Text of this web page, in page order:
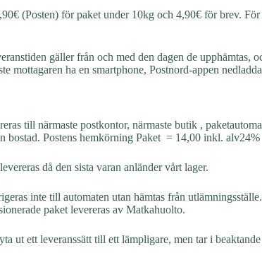
(Posten) för paket under 10kg och 4,90€ för brev.
gäller från och med den dagen de upphämtas,
ha en smartphone, Postnord-appen
till närmaste postkontor, närmaste butik ,
bostad. Postens hemkörning Paket = 14,00 inkl. alv24%
då den sista varan anländer vårt lager.
inte till automaten utan hämtas från
paket levereras av Matkahuolto.
ut ett leveranssätt till ett lämpligare, men tar i